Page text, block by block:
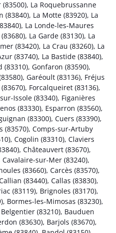
(83500), La Roquebrussanne
(83840), La Motte (83920), La
, La Londe-les-Maures
, La Garde (83130), La
(83420), La Crau (83260), La
(83740), La Bastide (83840),
(83310), Gonfaron (83590),
, Garéoult (83136), Fréjus
(83670), Forcalqueiret (83136),
Issole (83340), Figanières
(83330), Esparron (83560),
(83300), Cuers (83390),
(83570), Comps-sur-Artuby
, Cogolin (83310), Claviers
, Châteauvert (83670),
Cavalaire-sur-Mer (83240),
(83660), Carcès (83570),
(83440), Callas (83830),
(83119), Brignoles (83170),
, Bormes-les-Mimosas (83230),
Belgentier (83210), Bauduen
(83630), Barjols (83670),